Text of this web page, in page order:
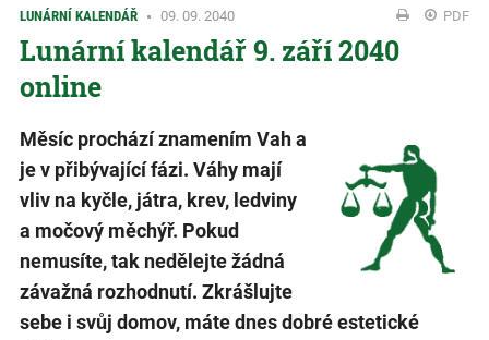
LUNÁRNÍ KALENDÁŘ 09. 09. 2040 PDF
Lunární kalendář 9. září 2040
online
Měsíc prochází znamením Vah a
je v přibývající fázi. Váhy mají
vliv na kyčle, játra, krev, ledviny
a močový měchýř. Pokud
nemusíte, tak nedělejte žádná
závažná rozhodnutí. Zkrášlujte
sebe i svůj domov, máte dnes dobré estetické